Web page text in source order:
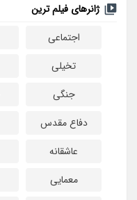
ژانرهای فیلم ترین
اجتماعی
تخیلی
جنگی
دفاع مقدس
عاشقانه
معمایی